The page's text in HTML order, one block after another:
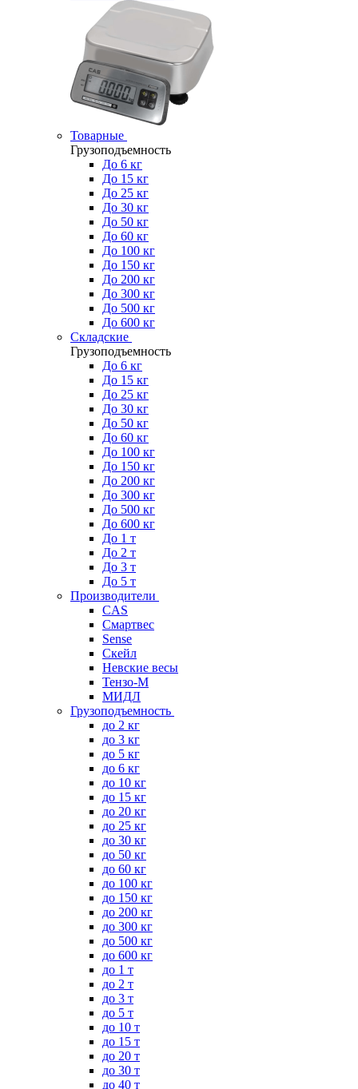
Товарные
Грузоподъемность
До 6 кг
До 15 кг
До 25 кг
До 30 кг
До 50 кг
До 60 кг
До 100 кг
До 150 кг
До 200 кг
До 300 кг
До 500 кг
До 600 кг
Складские
Грузоподъемность
До 6 кг
До 15 кг
До 25 кг
До 30 кг
До 50 кг
До 60 кг
До 100 кг
До 150 кг
До 200 кг
До 300 кг
До 500 кг
До 600 кг
До 1 т
До 2 т
До 3 т
До 5 т
Производители
CAS
Смартвес
Sense
Скейл
Невские весы
Тензо-М
МИДЛ
Грузоподъемность
до 2 кг
до 3 кг
до 5 кг
до 6 кг
до 10 кг
до 15 кг
до 20 кг
до 25 кг
до 30 кг
до 50 кг
до 60 кг
до 100 кг
до 150 кг
до 200 кг
до 300 кг
до 500 кг
до 600 кг
до 1 т
до 2 т
до 3 т
до 5 т
до 10 т
до 15 т
до 20 т
до 30 т
до 40 т